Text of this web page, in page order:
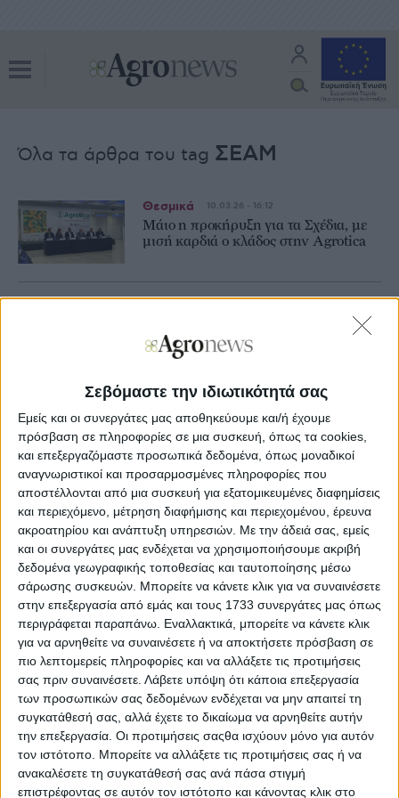
Σεβόμαστε την ιδιωτικότητά σας
Εμείς και οι συνεργάτες μας αποθηκεύουμε και/ή έχουμε
πρόσβαση σε πληροφορίες σε μια συσκευή, όπως τα cookies,
και επεξεργαζόμαστε προσωπικά δεδομένα, όπως μοναδικοί
αναγνωριστικοί και προσαρμοσμένες πληροφορίες που
αποστέλλονται από μια συσκευή για εξατομικευμένες διαφημίσεις
και περιεχόμενο, μέτρηση διαφήμισης και περιεχομένου, έρευνα
ακροατηρίου και ανάπτυξη υπηρεσιών. Με την άδειά σας, εμείς
και οι συνεργάτες μας ενδέχεται να χρησιμοποιήσουμε ακριβή
δεδομένα γεωγραφικής τοποθεσίας και ταυτοποίησης μέσω
σάρωσης συσκευών. Μπορείτε να κάνετε κλικ για να συναινέσετε
στην επεξεργασία από εμάς και τους 1733 συνεργάτες μας όπως
περιγράφεται παραπάνω. Εναλλακτικά, μπορείτε να κάνετε κλικ
για να αρνηθείτε να συναινέσετε ή να αποκτήσετε πρόσβαση σε
πιο λεπτομερείς πληροφορίες και να αλλάξετε τις προτιμήσεις
σας πριν συναινέσετε. Λάβετε υπόψη ότι κάποια επεξεργασία
των προσωπικών σας δεδομένων ενδέχεται να μην απαιτεί τη
συγκατάθεσή σας, αλλά έχετε το δικαίωμα να αρνηθείτε αυτήν
την επεξεργασία. Οι προτιμήσεις σαςθα ισχύουν μόνο για αυτόν
τον ιστότοπο. Μπορείτε να αλλάξετε τις προτιμήσεις σας ή να
ανακαλέσετε τη συγκατάθεσή σας ανά πάσα στιγμή
επιστρέφοντας σε αυτόν τον ιστότοπο και κάνοντας κλικ στο
Όλα τα άρθρα του tag ΣΕΑΜ
Θεσμικά 10.03.26 - 16:12
Μάιο η προκήρυξη για τα Σχέδια, με
μισή καρδιά ο κλάδος στην Agrotica
Μόλις στα 135 εκατ. ευρώ ο
προϋπολογισμός για τα νέα Σχέδια
Θεσμικά 27.05.24 - 14:04
Στην πράξη η συνεργασία ΣΕΑΜ με
Αμερικάνικη Γεωργική Σχολή
Agrotica
Με χρηματοδοτικές λύσεις και
αξιόλογες εκπτώσεις στα μηχανήματα
η 30η Agrotica
Farming 12.12.23 - 15:38
Σύγχρονα παρελκόμενα στην ημερίδα
ΣΕΑΜ και ΕΛΓΟ ΔΗΜΗΤΡΑ στη
Λάρισα
Farming 29.11.23 - 14:12